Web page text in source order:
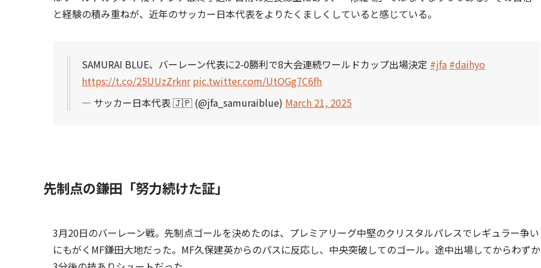
と経験の積み重ねが、近年のサッカー日本代表をよりたくましくしていると感じている。
SAMURAI BLUE、バーレーン代表に2-0勝利で8大会連続ワールドカップ出場決定 #jfa #daihyo
https://t.co/25UUzZrknr pic.twitter.com/UtOGg7C6fh
— サッカー日本代表 🇯🇵 (@jfa_samuraiblue) March 21, 2025
先制点の鎌田「努力続けた証」
3月20日のバーレーン戦。先制点ゴールを決めたのは、プレミアリーグ中堅のクリスタルパレスでレギュラー争い
にもがくMF鎌田大地だった。MF久保建英からのパスに反応し、中央突破してのゴール。途中出場してからわずか